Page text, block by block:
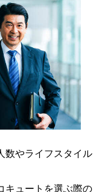
数やライフスタイル
キュートを選ぶ際の